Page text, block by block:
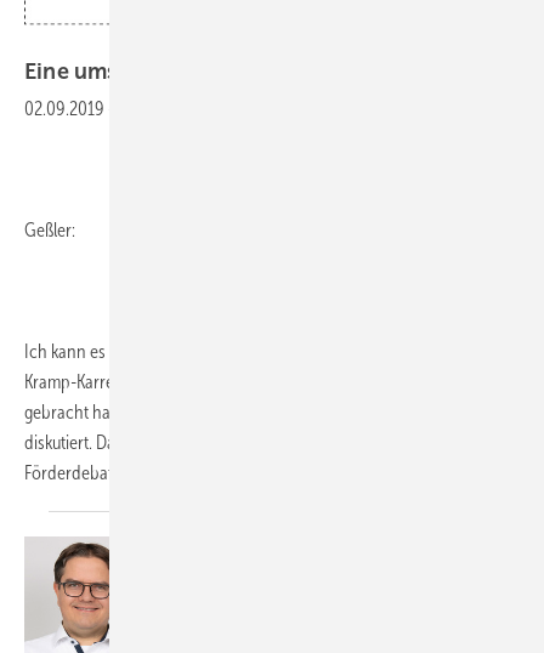
Eine umstrittene
02.09.2019
Geßler:
Ich kann es nicht mehr hören! Seit die CDU-Vorsitzende Annegret
Kramp-Karrenbauer eine Abwrackprämie für Ölheizungen ins Spiel
gebracht hat, wird diese natürlich auf allen Ebenen kommentiert und
diskutiert. Dabei brauchen wir doch wirklich nicht noch eine
Förderdebatte